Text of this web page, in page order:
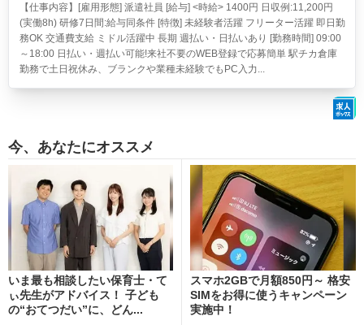
【仕事内容】[雇用形態] 派遣社員 [給与] <時給> 1400円 日収例:11,200円
(実働8h) 研修7日間:給与同条件 [特徴] 未経験者活躍 フリーター活躍 即日勤
務OK 交通費支給 ミドル活躍中 長期 週払い・日払いあり [勤務時間] 09:00
～18:00 日払い・週払い可能!来社不要のWEB登録で応募簡単 駅チカ倉庫
勤務で土日祝休み、ブランクや業種未経験でもPC入力...
今、あなたにオススメ
いま最も相談したい保育士・て
ぃ先生がアドバイス！ 子ども
の“おてつだい”に、どん...
スマホ2GBで月額850円～ 格安
SIMをお得に使うキャンペーン
実施中！